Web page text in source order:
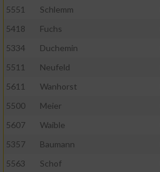
5551
Schlemm
5418
Fuchs
5334
Duchemin
5511
Neufeld
5611
Wanhorst
5500
Meier
5607
Waible
5357
Baumann
5563
Schof